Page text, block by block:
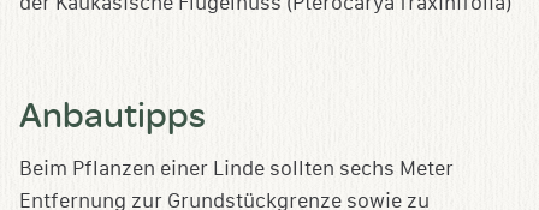
Anbautipps
Beim Pflanzen einer Linde sollten sechs Meter
Entfernung zur Grundstückgrenze sowie zu